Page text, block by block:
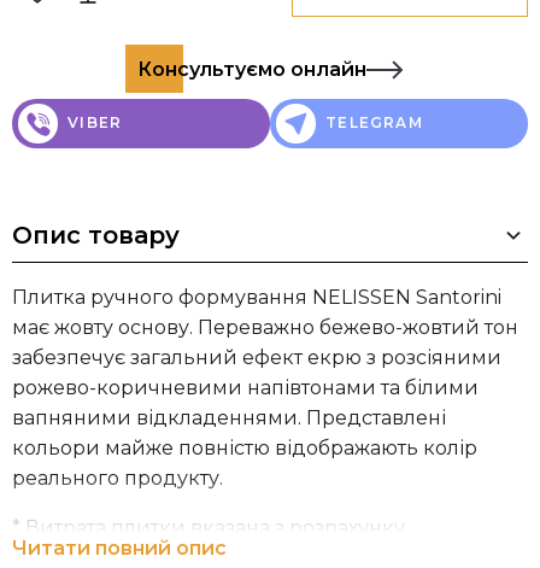
Консультуємо онлайн
VIBER TELEGRAM
Опис товару
Плитка ручного формування NELISSEN Santorini
має жовту основу. Переважно бежево-жовтий тон
забезпечує загальний ефект екрю з розсіяними
рожево-коричневими напівтонами та білими
вапняними відкладеннями. Представлені
кольори майже повністю відображають колір
реального продукту.
* Витрата плитки вказана з розрахунку
рекомендованої товщини шва 12 мм.
Читати повний опис